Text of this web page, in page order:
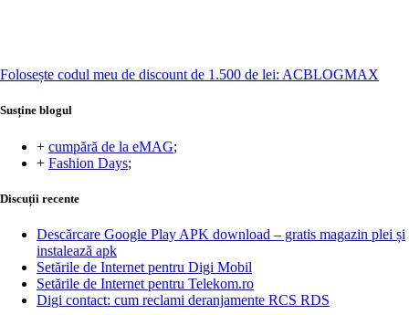
Folosește codul meu de discount de 1.500 de lei: ACBLOGMAX
Susține blogul
+ cumpără de la eMAG;
+ Fashion Days;
Discuții recente
Descărcare Google Play APK download – gratis magazin plei și
instalează apk
Setările de Internet pentru Digi Mobil
Setările de Internet pentru Telekom.ro
Digi contact: cum reclami deranjamente RCS RDS